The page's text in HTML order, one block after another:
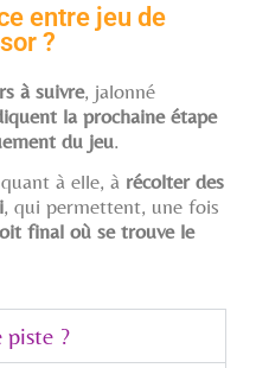
entre jeu de
?
à suivre, jalonné
la prochaine étape
du jeu.
à elle, à récolter des
, qui permettent, une fois
final où se trouve le
piste ?